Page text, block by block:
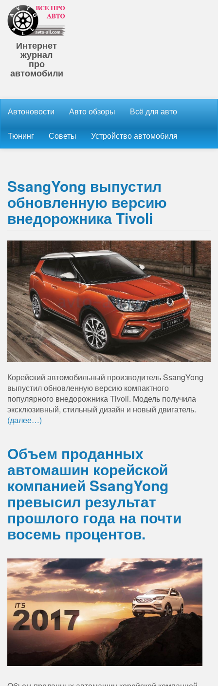
Интернет
журнал
про
автомобили
Автоновости Авто обзоры Всё для авто
Тюнинг Советы Устройство автомобиля
SsangYong выпустил
обновленную версию
внедорожника Tivoli
Корейский автомобильный производитель SsangYong
выпустил обновленную версию компактного
популярного внедорожника Tivoli. Модель получила
эксклюзивный, стильный дизайн и новый двигатель.
(далее…)
Объем проданных
автомашин корейской
компанией SsangYong
превысил результат
прошлого года на почти
восемь процентов.